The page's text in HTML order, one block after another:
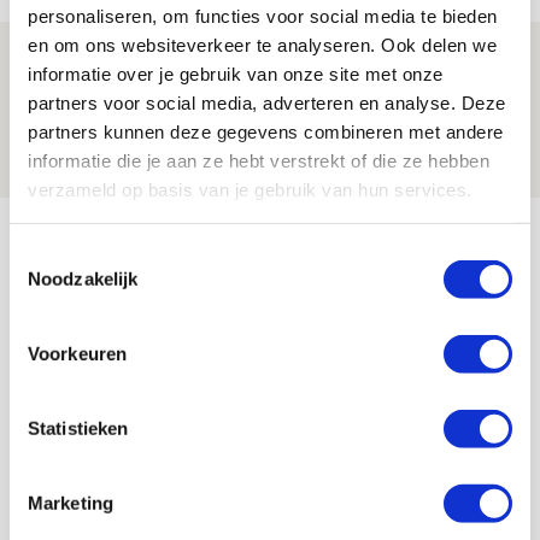
personaliseren, om functies voor social media te bieden
en om ons websiteverkeer te analyseren. Ook delen we
informatie over je gebruik van onze site met onze
partners voor social media, adverteren en analyse. Deze
partners kunnen deze gegevens combineren met andere
informatie die je aan ze hebt verstrekt of die ze hebben
verzameld op basis van je gebruik van hun services.
Noodzakelijk
Voorkeuren
Statistieken
Marketing
Spelen bij Jong Ajax of Ajax 1? Dat
maakt Abdalla ‘geen reet’ uit
08 AUGUSTUS 2026 - 10:04
NIEUWS
Bekijk meer
AGENDA
23
Selectiedag ballenjongens/-meiden
11